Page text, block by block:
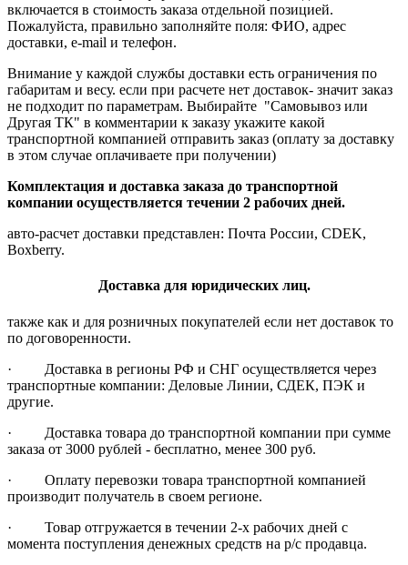
включается в стоимость заказа отдельной позицией.
Пожалуйста, правильно заполняйте поля: ФИО, адрес
доставки, e-mail и телефон.
Внимание у каждой службы доставки есть ограничения по
габаритам и весу. если при расчете нет доставок- значит заказ
не подходит по параметрам. Выбирайте "Самовывоз или
Другая ТК" в комментарии к заказу укажите какой
транспортной компанией отправить заказ (оплату за доставку
в этом случае оплачиваете при получении)
Комплектация и доставка заказа до транспортной
компании осуществляется течении 2 рабочих дней.
авто-расчет доставки представлен: Почта России, CDEK,
Boxberry.
Доставка для юридических лиц.
также как и для розничных покупателей если нет доставок то
по договоренности.
· Доставка в регионы РФ и СНГ осуществляется через
транспортные компании: Деловые Линии, СДЕК, ПЭК и
другие.
· Доставка товара до транспортной компании при сумме
заказа от 3000 рублей - бесплатно, менее 300 руб.
· Оплату перевозки товара транспортной компанией
производит получатель в своем регионе.
· Товар отгружается в течении 2-х рабочих дней с
момента поступления денежных средств на р/с продавца.